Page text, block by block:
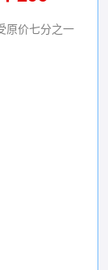
原价七分之一